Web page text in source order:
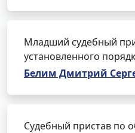
Младший судебный
установленного
Белим Дмитрий
Судебный пристав по